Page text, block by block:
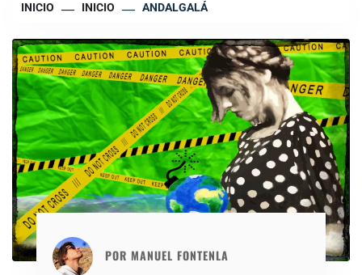
INICIO INICIO ANDALGALÁ
POR MANUEL FONTENLA